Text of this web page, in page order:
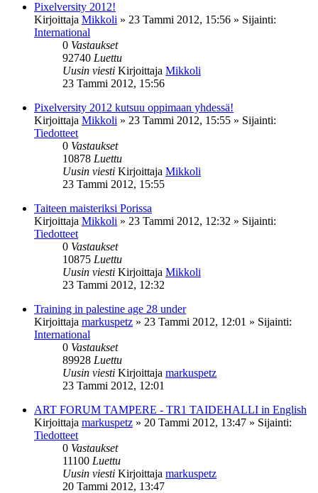
Pixelversity 2012!
Kirjoittaja Mikkoli » 23 Tammi 2012, 15:56 » Sijainti:
International
0 Vastaukset
92740 Luettu
Uusin viesti Kirjoittaja Mikkoli
23 Tammi 2012, 15:56
Pixelversity 2012 kutsuu oppimaan yhdessä!
Kirjoittaja Mikkoli » 23 Tammi 2012, 15:55 » Sijainti:
Tiedotteet
0 Vastaukset
10878 Luettu
Uusin viesti Kirjoittaja Mikkoli
23 Tammi 2012, 15:55
Taiteen maisteriksi Porissa
Kirjoittaja Mikkoli » 23 Tammi 2012, 12:32 » Sijainti:
Tiedotteet
0 Vastaukset
10875 Luettu
Uusin viesti Kirjoittaja Mikkoli
23 Tammi 2012, 12:32
Training in palestine age 28 under
Kirjoittaja markuspetz » 23 Tammi 2012, 12:01 » Sijainti:
International
0 Vastaukset
89928 Luettu
Uusin viesti Kirjoittaja markuspetz
23 Tammi 2012, 12:01
ART FORUM TAMPERE - TR1 TAIDEHALLI in English
Kirjoittaja markuspetz » 20 Tammi 2012, 13:47 » Sijainti:
Tiedotteet
0 Vastaukset
11100 Luettu
Uusin viesti Kirjoittaja markuspetz
20 Tammi 2012, 13:47